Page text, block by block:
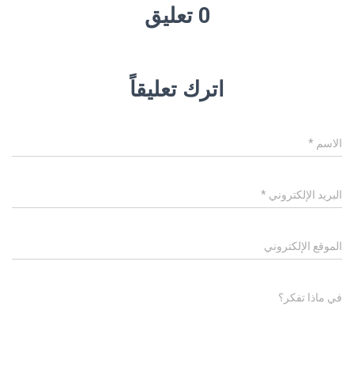
0 تعليق
اترك تعليقاً
الاسم *
البريد الإلكتروني *
الموقع الإلكتروني
في ماذا تفكر؟